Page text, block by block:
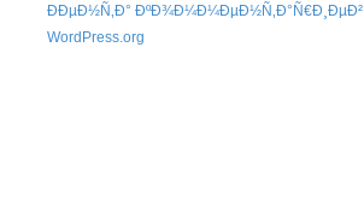
ÐÐµÐ½Ñ‚Ð° ÐºÐ¾Ð¼Ð¼ÐµÐ½Ñ‚Ð°Ñ€Ð¸ÐµÐ²
WordPress.org